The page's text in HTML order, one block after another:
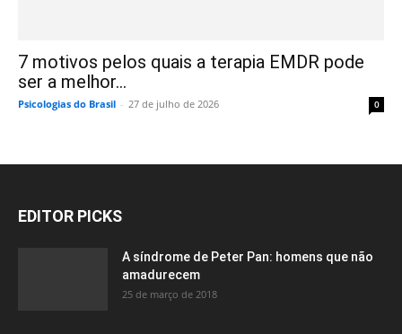
7 motivos pelos quais a terapia EMDR pode
ser a melhor...
Psicologias do Brasil - 27 de julho de 2026 0
EDITOR PICKS
A síndrome de Peter Pan: homens que não
amadurecem
25 de março de 2018